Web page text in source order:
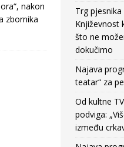
nakon
zbornika
Trg
Književnost
što ne
dokučimo
Najava
teatar“ za
Od kultne
podviga:
između